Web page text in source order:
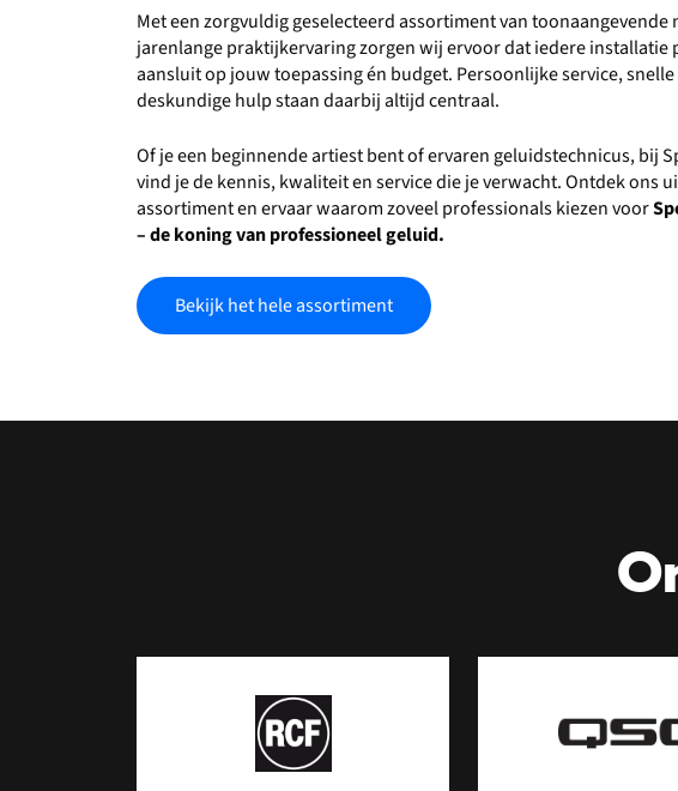
Met een zorgvuldig geselecteerd assortiment van toonaangevende
jarenlange praktijkervaring zorgen wij ervoor dat iedere installatie
aansluit op jouw toepassing én budget. Persoonlijke service,
deskundige hulp staan daarbij altijd centraal.
Of je een beginnende artiest bent of ervaren geluidstechnicus, bij
vind je de kennis, kwaliteit en service die je verwacht. Ontdek ons
assortiment en ervaar waarom zoveel professionals kiezen voor
– de koning van professioneel geluid.
Bekijk het hele assortiment